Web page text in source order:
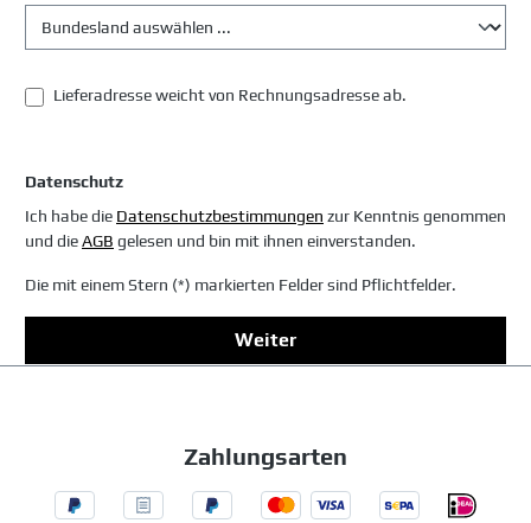
Lieferadresse weicht von Rechnungsadresse ab.
Datenschutz
Ich habe die Datenschutzbestimmungen zur Kenntnis genommen
und dieAGB gelesen und bin mit ihnen einverstanden.
Die mit einem Stern (*) markierten Felder sind Pflichtfelder.
Weiter
Zahlungsarten